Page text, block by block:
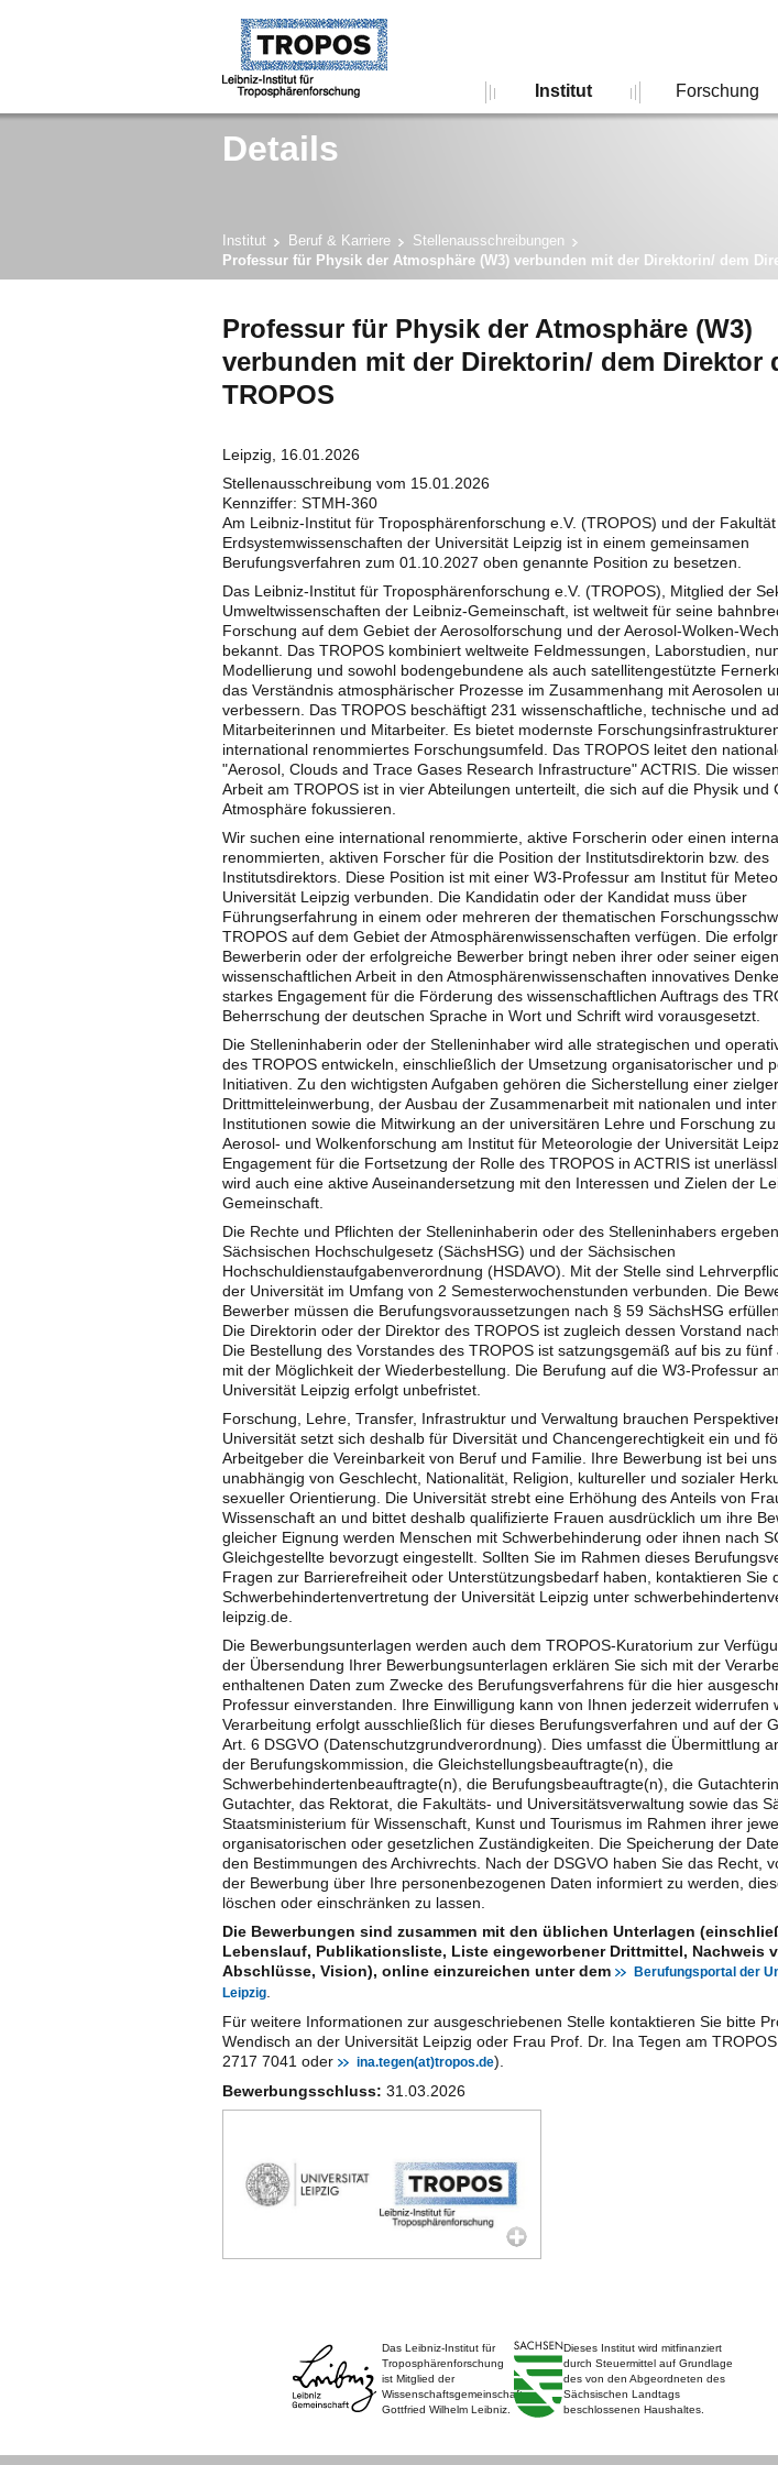
Details
Institut Beruf & Karriere
Stellenausschreibungen
Professur für Physik der Atmosphäre (W3) verbunden mit der Direktorin/ dem
Professur für Physik der Atmosphäre (W3)
verbunden mit der Direktorin/ dem Direktor
TROPOS
Leipzig, 16.01.2026
Stellenausschreibung vom 15.01.2026
Kennziffer: STMH-360
Am Leibniz-Institut für Troposphärenforschung e.V. (TROPOS) und der
Erdsystemwissenschaften der Universität Leipzig ist in einem gemeinsamen
Berufungsverfahren zum 01.10.2027 oben genannte Position zu besetzen.
Das Leibniz-Institut für Troposphärenforschung e.V. (TROPOS), Mitglied der
Umweltwissenschaften der Leibniz-Gemeinschaft, ist weltweit für seine
Forschung auf dem Gebiet der Aerosolforschung und der Aerosol-Wolken-
bekannt. Das TROPOS kombiniert weltweite Feldmessungen, Laborstudien,
Modellierung und sowohl bodengebundene als auch satellitengestützte
das Verständnis atmosphärischer Prozesse im Zusammenhang mit Aerosolen
verbessern. Das TROPOS beschäftigt 231 wissenschaftliche, technische und
Mitarbeiterinnen und Mitarbeiter. Es bietet modernste
international renommiertes Forschungsumfeld. Das TROPOS leitet den
"Aerosol, Clouds and Trace Gases Research Infrastructure" ACTRIS. Die
Arbeit am TROPOS ist in vier Abteilungen unterteilt, die sich auf die Physik und
Atmosphäre fokussieren.
Wir suchen eine international renommierte, aktive Forscherin oder einen
renommierten, aktiven Forscher für die Position der Institutsdirektorin bzw. des
Institutsdirektors. Diese Position ist mit einer W3-Professur am Institut für
Universität Leipzig verbunden. Die Kandidatin oder der Kandidat muss über
Führungserfahrung in einem oder mehreren der thematischen
TROPOS auf dem Gebiet der Atmosphärenwissenschaften verfügen. Die
Bewerberin oder der erfolgreiche Bewerber bringt neben ihrer oder seiner
wissenschaftlichen Arbeit in den Atmosphärenwissenschaften innovatives
starkes Engagement für die Förderung des wissenschaftlichen Auftrags des
Beherrschung der deutschen Sprache in Wort und Schrift wird vorausgesetzt.
Die Stelleninhaberin oder der Stelleninhaber wird alle strategischen und
des TROPOS entwickeln, einschließlich der Umsetzung organisatorischer und
Initiativen. Zu den wichtigsten Aufgaben gehören die Sicherstellung einer
Drittmitteleinwerbung, der Ausbau der Zusammenarbeit mit nationalen und
Institutionen sowie die Mitwirkung an der universitären Lehre und Forschung
Aerosol- und Wolkenforschung am Institut für Meteorologie der Universität
Engagement für die Fortsetzung der Rolle des TROPOS in ACTRIS ist
wird auch eine aktive Auseinandersetzung mit den Interessen und Zielen der
Gemeinschaft.
Die Rechte und Pflichten der Stelleninhaberin oder des Stelleninhabers
Sächsischen Hochschulgesetz (SächsHSG) und der Sächsischen
Hochschuldienstaufgabenverordnung (HSDAVO). Mit der Stelle sind
der Universität im Umfang von 2 Semesterwochenstunden verbunden. Die
Bewerber müssen die Berufungsvoraussetzungen nach § 59 SächsHSG
Die Direktorin oder der Direktor des TROPOS ist zugleich dessen Vorstand
Die Bestellung des Vorstandes des TROPOS ist satzungsgemäß auf bis zu
mit der Möglichkeit der Wiederbestellung. Die Berufung auf die W3-Professur
Universität Leipzig erfolgt unbefristet.
Forschung, Lehre, Transfer, Infrastruktur und Verwaltung brauchen
Universität setzt sich deshalb für Diversität und Chancengerechtigkeit ein und
Arbeitgeber die Vereinbarkeit von Beruf und Familie. Ihre Bewerbung ist bei uns
unabhängig von Geschlecht, Nationalität, Religion, kultureller und sozialer
sexueller Orientierung. Die Universität strebt eine Erhöhung des Anteils von
Wissenschaft an und bittet deshalb qualifizierte Frauen ausdrücklich um ihre
gleicher Eignung werden Menschen mit Schwerbehinderung oder ihnen nach
Gleichgestellte bevorzugt eingestellt. Sollten Sie im Rahmen dieses
Fragen zur Barrierefreiheit oder Unterstützungsbedarf haben, kontaktieren Sie
Schwerbehindertenvertretung der Universität Leipzig unter
leipzig.de.
Die Bewerbungsunterlagen werden auch dem TROPOS-Kuratorium zur
der Übersendung Ihrer Bewerbungsunterlagen erklären Sie sich mit der
enthaltenen Daten zum Zwecke des Berufungsverfahrens für die hier
Professur einverstanden. Ihre Einwilligung kann von Ihnen jederzeit widerrufen
Verarbeitung erfolgt ausschließlich für dieses Berufungsverfahren und auf der
Art. 6 DSGVO (Datenschutzgrundverordnung). Dies umfasst die Übermittlung
der Berufungskommission, die Gleichstellungsbeauftragte(n), die
Schwerbehindertenbeauftragte(n), die Berufungsbeauftragte(n), die
Gutachter, das Rektorat, die Fakultäts- und Universitätsverwaltung sowie das
Staatsministerium für Wissenschaft, Kunst und Tourismus im Rahmen ihrer
organisatorischen oder gesetzlichen Zuständigkeiten. Die Speicherung der
den Bestimmungen des Archivrechts. Nach der DSGVO haben Sie das Recht,
der Bewerbung über Ihre personenbezogenen Daten informiert zu werden,
löschen oder einschränken zu lassen.
Die Bewerbungen sind zusammen mit den üblichen Unterlagen
Lebenslauf, Publikationsliste, Liste eingeworbener Drittmittel, Nachweis
Abschlüsse, Vision), online einzureichen unter dem
Berufungsportal der
Leipzig
Für weitere Informationen zur ausgeschriebenen Stelle kontaktieren Sie bitte
Wendisch an der Universität Leipzig oder Frau Prof. Dr. Ina Tegen am
2717 7041 oder
ina.tegen(at)tropos.de).
Bewerbungsschluss: 31.03.2026
Das Leibniz-Institut für
Troposphärenforschung
ist Mitglied der
Wissenschaftsgemeinschaft
Gottfried Wilhelm Leibniz.
Dieses Institut wird mitfinanziert
durch Steuermittel auf Grundlage
des von den Abgeordneten des
Sächsischen Landtags
beschlossenen Haushaltes.
Institut Forschung